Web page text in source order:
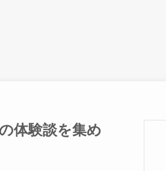
体験談を集め